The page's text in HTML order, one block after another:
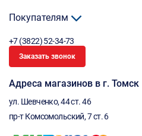
Покупателям
+7 (3822) 52-34-73
Заказать звонок
Адреса магазинов в г. Томск
ул. Шевченко, 44 ст. 46
пр-т Комсомольский, 7 ст. 6